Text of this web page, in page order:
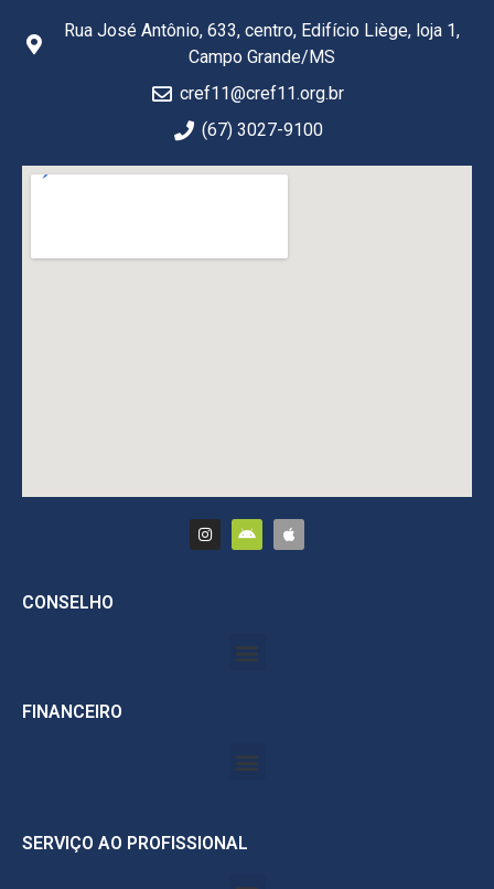
Rua José Antônio, 633, centro, Edifício Liège, loja 1,
Campo Grande/MS
cref11@cref11.org.br
(67) 3027-9100
CONSELHO
FINANCEIRO
SERVIÇO AO PROFISSIONAL